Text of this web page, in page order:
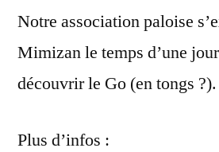
Notre association paloise
Mimizan le temps d’une
découvrir le Go (en tongs ?).
Plus d’infos :